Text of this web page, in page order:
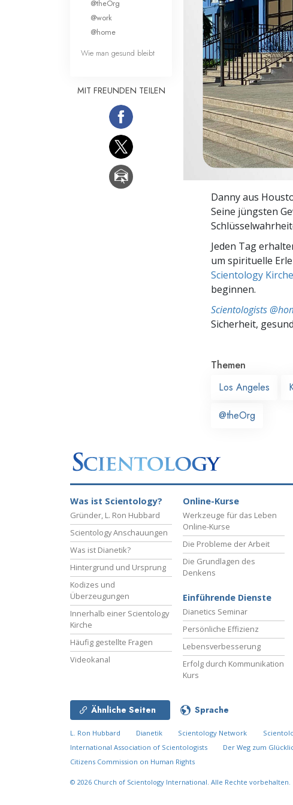
Liebe und Hass – Was
Danny aus
Seine jüngsten
Jeden Tag
um spirituelle
Scientology
beginnen.
Scientologists
Sicherheit,
Themen
Los Angeles
@theOrg
@theOrg
@work
@home
Wie man gesund bleibt
MIT FREUNDEN TEILEN
Was ist Scientology?
Gründer, L. Ron Hubbard
Scientology Anschauungen
Was ist Dianetik?
Hintergrund und Ursprung
Kodizes und
Überzeugungen
Innerhalb einer Scientology
Kirche
Häufig gestellte Fragen
Videokanal
Online-Kurse
Werkzeuge für das Leben
Online-Kurse
Die Probleme der Arbeit
Die Grundlagen des
Denkens
Einführende Dienste
Dianetics Seminar
Persönliche Effizienz
Lebensverbesserung
Erfolg durch Kommunikation
Kurs
Ähnliche Seiten Sprache
L. Ron Hubbard Dianetik Scientology Network
International Association of Scientologists
Der Weg zum
Citizens Commission on Human Rights
© 2026 Church of Scientology International. Alle Rechte vorbehalten.